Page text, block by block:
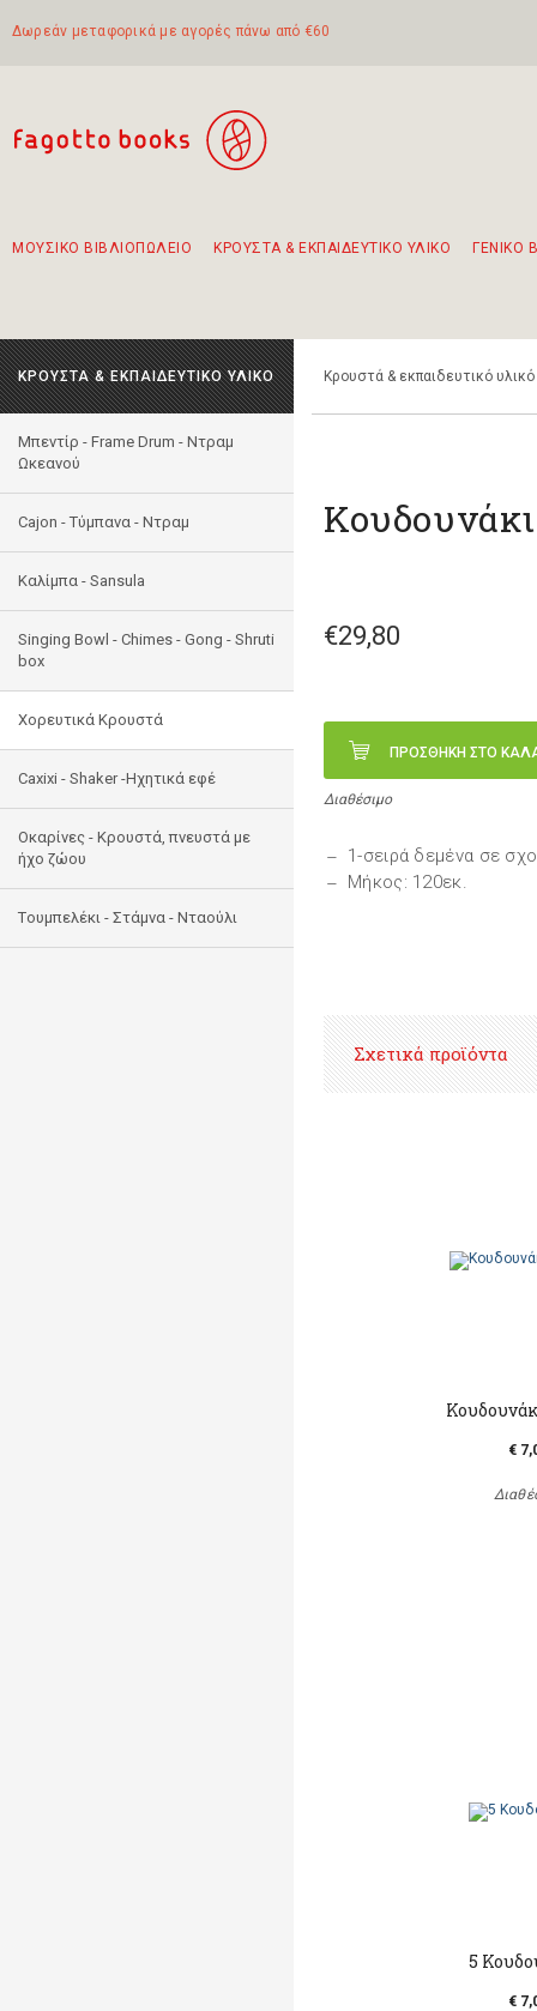
Δωρεάν μεταφορικά με αγορές πάνω από €60
ΜΟΥΣΙΚΟ ΒΙΒΛΙΟΠΩΛΕΙΟ ΚΡΟΥΣΤΑ & ΕΚΠΑΙΔΕΥΤΙΚΟ ΥΛΙΚΟ ΓΕΝΙΚΟ
ΚΡΟΥΣΤΑ & ΕΚΠΑΙΔΕΥΤΙΚΟ ΥΛΙΚΟ
Μπεντίρ - Frame Drum - Ντραμ
Ωκεανού
Cajon - Τύμπανα - Ντραμ
Καλίμπα - Sansula
Singing Bowl - Chimes - Gong - Shruti
box
Χορευτικά Κρουστά
Caxixi - Shaker -Ηχητικά εφέ
Οκαρίνες - Κρουστά, πνευστά με
ήχο ζώου
Tουμπελέκι - Στάμνα - Νταούλι
Κρουστά & εκπαιδευτικό υλικό
€29,80
ΠΡΟΣΘΗΚΗ ΣΤΟ
Διαθέσιμο
1-σειρά δεμένα σε
Μήκος: 120εκ.
Σχετικά προϊόντα
€
5
€